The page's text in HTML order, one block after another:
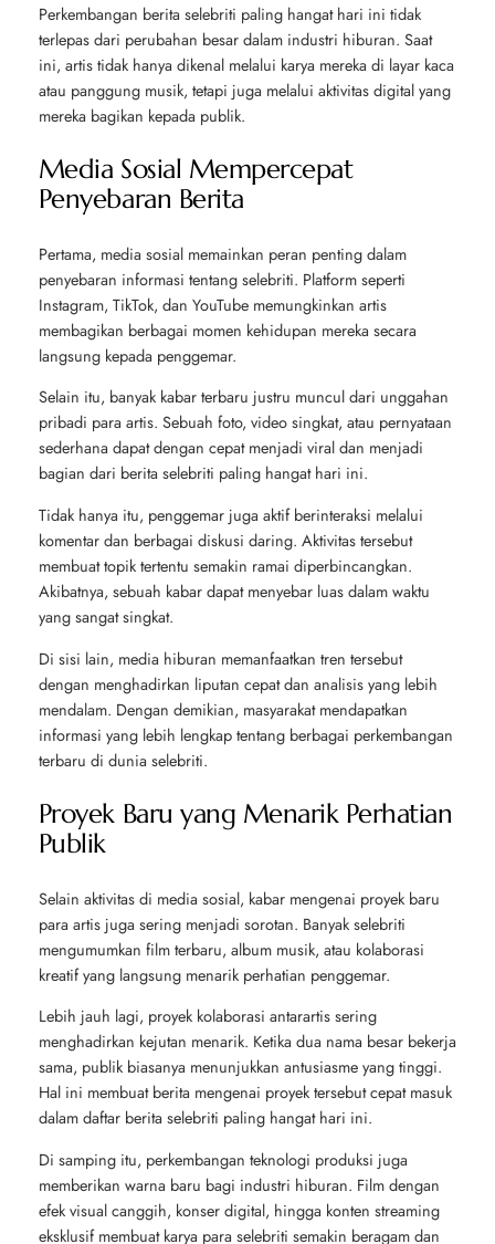
Perkembangan berita selebriti paling hangat hari ini tidak
terlepas dari perubahan besar dalam industri hiburan. Saat
ini, artis tidak hanya dikenal melalui karya mereka di layar kaca
atau panggung musik, tetapi juga melalui aktivitas digital yang
mereka bagikan kepada publik.
Media Sosial Mempercepat
Penyebaran Berita
Pertama, media sosial memainkan peran penting dalam
penyebaran informasi tentang selebriti. Platform seperti
Instagram, TikTok, dan YouTube memungkinkan artis
membagikan berbagai momen kehidupan mereka secara
langsung kepada penggemar.
Selain itu, banyak kabar terbaru justru muncul dari unggahan
pribadi para artis. Sebuah foto, video singkat, atau pernyataan
sederhana dapat dengan cepat menjadi viral dan menjadi
bagian dari berita selebriti paling hangat hari ini.
Tidak hanya itu, penggemar juga aktif berinteraksi melalui
komentar dan berbagai diskusi daring. Aktivitas tersebut
membuat topik tertentu semakin ramai diperbincangkan.
Akibatnya, sebuah kabar dapat menyebar luas dalam waktu
yang sangat singkat.
Di sisi lain, media hiburan memanfaatkan tren tersebut
dengan menghadirkan liputan cepat dan analisis yang lebih
mendalam. Dengan demikian, masyarakat mendapatkan
informasi yang lebih lengkap tentang berbagai perkembangan
terbaru di dunia selebriti.
Proyek Baru yang Menarik Perhatian
Publik
Selain aktivitas di media sosial, kabar mengenai proyek baru
para artis juga sering menjadi sorotan. Banyak selebriti
mengumumkan film terbaru, album musik, atau kolaborasi
kreatif yang langsung menarik perhatian penggemar.
Lebih jauh lagi, proyek kolaborasi antarartis sering
menghadirkan kejutan menarik. Ketika dua nama besar bekerja
sama, publik biasanya menunjukkan antusiasme yang tinggi.
Hal ini membuat berita mengenai proyek tersebut cepat masuk
dalam daftar berita selebriti paling hangat hari ini.
Di samping itu, perkembangan teknologi produksi juga
memberikan warna baru bagi industri hiburan. Film dengan
efek visual canggih, konser digital, hingga konten streaming
eksklusif membuat karya para selebriti semakin beragam dan